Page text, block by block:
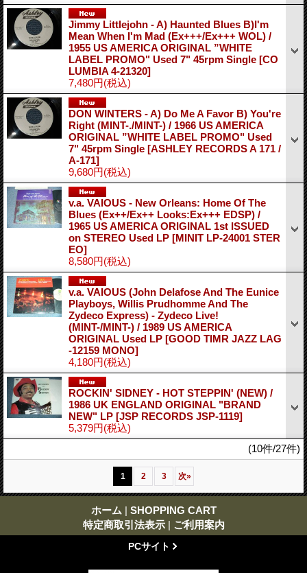
Jimmy Littlejohn - A) Haunted Blues B)I'm
Mean When I'm Mad (Ex+++/Ex+++ WOL) /
1955 US AMERICA ORIGINAL ”WHITE
LABEL PROMO" Used 7" 45rpm Single [CO
LUMBIA 4-21320]
7,480円(税込)
DON WINTERS - A) Do Me A Favor B) You're
Right (MINT-./MINT-) / 1966 US AMERICA
ORIGINAL ”WHITE LABEL PROMO" Used
7" 45rpm Single [ASHLEY RECORDS A 171 /
A-171]
9,680円(税込)
v.a. VAIOUS - New Orleans: Home Of The
Blues (Ex++/Ex++ Looks:Ex+++ EDSP) /
1965 US AMERICA ORIGINAL 1st ISSUED
on STEREO Used LP [MINIT LP-24001 STER
EO]
8,580円(税込)
v.a. VAIOUS (John Delafose And The Eunice
Playboys, Willis Prudhomme And The
Zydeco Express) - Zydeco Live!
(MINT-/MINT-) / 1989 US AMERICA
ORIGINAL Used LP [GOOD TIMR JAZZ LAG
-12159 MONO]
4,180円(税込)
ROCKIN' SIDNEY - HOT STEPPIN' (NEW) /
1986 UK ENGLAND ORIGINAL "BRAND
NEW" LP [JSP RECORDS JSP-1119]
5,379円(税込)
(10件/27件)
1 2 3 次»
ホーム | SHOPPING CART
特定商取引法表示 | ご利用案内
PCサイト